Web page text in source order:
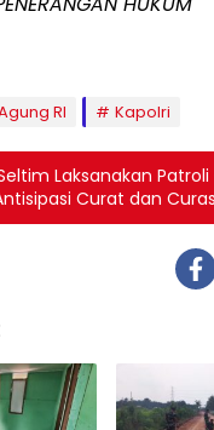
RI Kapolri
Laksanakan
Curat dan Curas